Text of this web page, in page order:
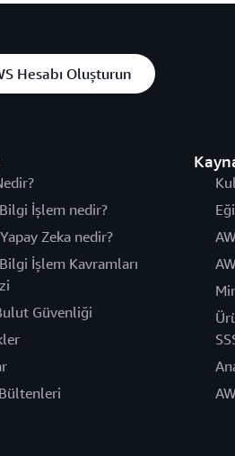
Hesabı Oluşturun
İşlem nedir?
Zeka nedir?
İşlem Kavramları
Güvenliği